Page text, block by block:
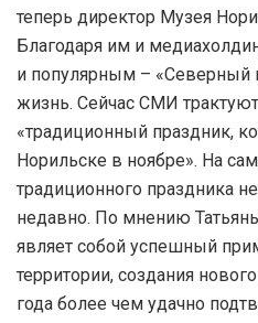
теперь директор Музея
Благодаря им и
и популярным – «Северный
жизнь. Сейчас СМИ
«традиционный праздник,
Норильске в ноябре». На
традиционного праздника
недавно. По мнению
являет собой успешный
территории, создания
года более чем удачно